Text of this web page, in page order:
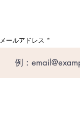
メールアドレス